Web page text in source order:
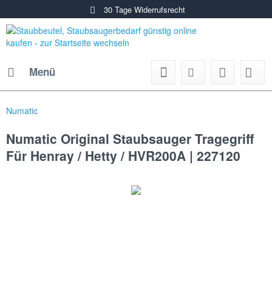
30 Tage Widerrufsrecht
Menü
Numatic
Numatic Original Staubsauger Tragegriff
Für Henray / Hetty / HVR200A | 227120